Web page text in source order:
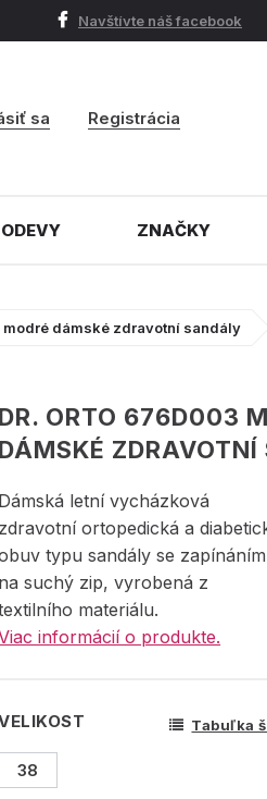
Navštívte náš facebook
sa Registrácia
ODEVY ZNAČKY
modré dámské zdravotní sandály
DR. ORTO 676D003
DÁMSKÉ ZDRAVOTNÍ
Dámská letní vycházková
zdravotní ortopedická a
typu sandály se zapínáním
na suchý zip, vyrobená z
materiálu.
informácií o produkte.
Tabuľka
38